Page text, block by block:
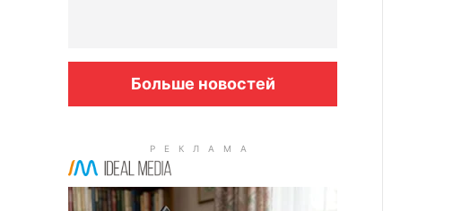
Больше новостей